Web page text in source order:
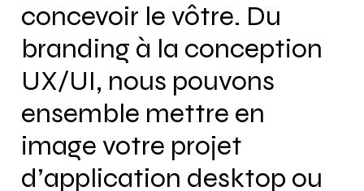
concevoir le vôtre. Du
branding à la conception
UX/UI, nous pouvons
ensemble mettre en
image votre projet
d’application desktop ou